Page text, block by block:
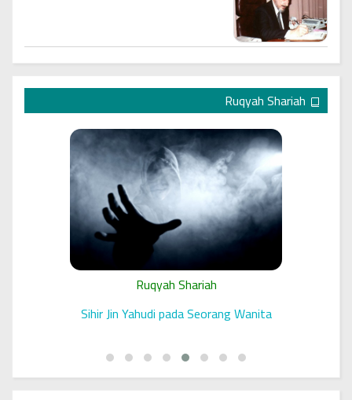
Ruqyah Shariah
Sihir Jin Yahudi pada Seorang Wanita